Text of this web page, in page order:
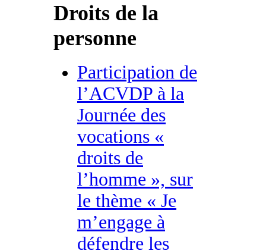
Droits de la
personne
Participation de
l’ACVDP à la
Journée des
vocations «
droits de
l’homme », sur
le thème « Je
m’engage à
défendre les